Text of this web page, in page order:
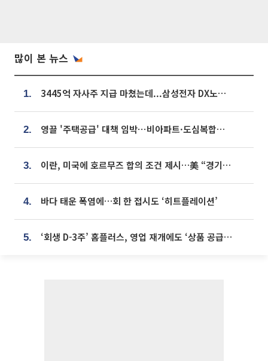
많이 본 뉴스
1. 3445억 자사주 지급 마쳤는데...삼성전자 DX노조, 뒤늦은 '떼쓰기 집회'
2. 영끌 '주택공급' 대책 임박⋯비아파트·도심복합까지 총동원
3. 이란, 미국에 호르무즈 합의 조건 제시…美 “경기 아직 안 끝나” [종합]
4. 바다 태운 폭염에…회 한 접시도 ‘히트플레이션’
5. ‘회생 D-3주’ 홈플러스, 영업 재개에도 ‘상품 공급망’ 복구가 생존 관건